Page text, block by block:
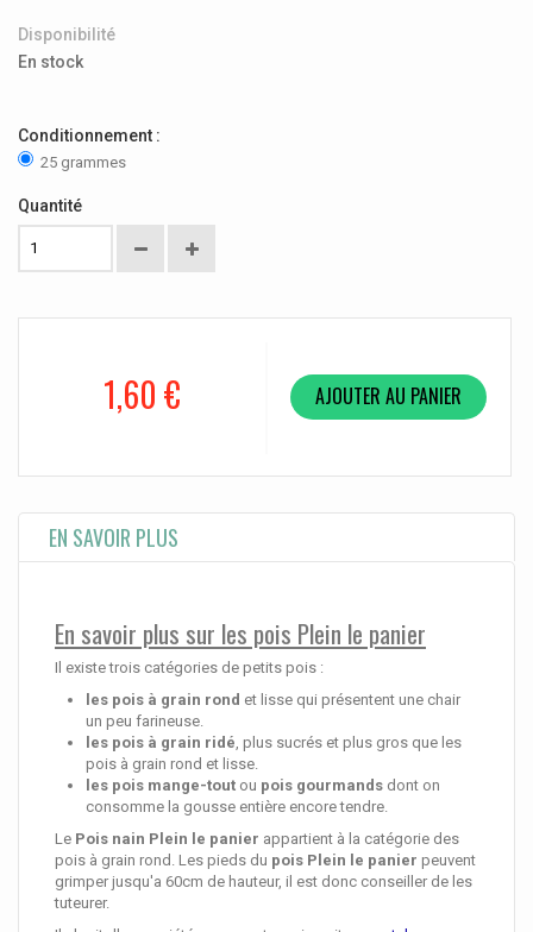
Disponibilité
En stock
Conditionnement :
25 grammes
Quantité
1,60 € AJOUTER AU PANIER
EN SAVOIR PLUS
En savoir plus sur les pois Plein le panier
Il existe trois catégories de petits pois :
les pois à grain rond et lisse qui présentent une chair
un peu farineuse.
les pois à grain ridé , plus sucrés et plus gros que les
pois à grain rond et lisse.
les pois mange-tout ou pois gourmands dont on
consomme la gousse entière encore tendre.
Le Pois nain Plein le panier appartient à la catégorie des
pois à grain rond. Les pieds du pois Plein le panier peuvent
grimper jusqu'a 60cm de hauteur, il est donc conseiller de les
tuteurer.